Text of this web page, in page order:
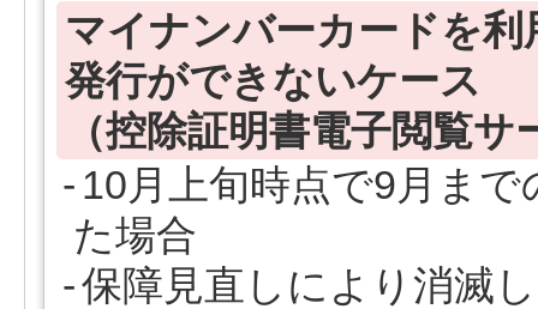
マイナンバーカードを
発行ができないケース
（控除証明書電子閲覧サ
10月上旬時点で9月ま
た場合
保障見直しにより消滅